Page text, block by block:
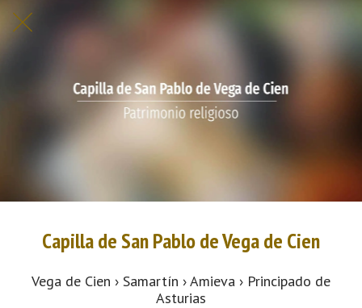
Capilla de San Pablo de Vega de Cien
Vega de Cien › Samartín › Amieva › Principado de
Asturias